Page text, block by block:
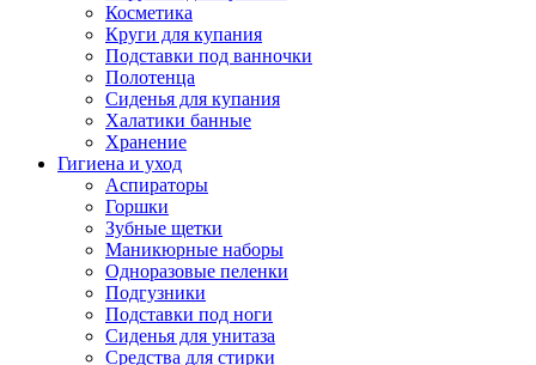
Косметика
Круги для купания
Подставки под ванночки
Полотенца
Сиденья для купания
Халатики банные
Хранение
Гигиена и уход
Аспираторы
Горшки
Зубные щетки
Маникюрные наборы
Одноразовые пеленки
Подгузники
Подставки под ноги
Сиденья для унитаза
Средства для стирки